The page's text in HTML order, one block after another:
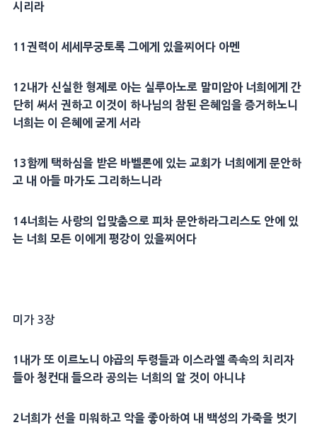
시리라
11 권력이 세세무궁토록 그에게 있을찌어다 아멘
12내가 신실한 형제 로 아는 실루아노로 말미암아 너희에게 간
단히 써서 권하고 이것이 하나님의 참된 은혜 임을 증거하노니
너희는 이 은혜 에 굳게 서라
13함께 택하심을 받은 바벨론에 있는 교회 가 너희에게 문안하
고 내 아들 마가도 그리하느니라
14너희는 사랑의 입맞춤으로 피차 문안하라그리스도 안에 있
는 너희 모든 이에게 평강이 있을찌어다
미가 3장
1 내가 또 이르노니 야곱의 두령들과 이스라엘 족속의 치리자
들아 청컨대 들으라 공의는 너희의 알 것이 아니냐
2너희가 선을 미워하고 악을 좋아하여 내 백성의 가죽을 벗기